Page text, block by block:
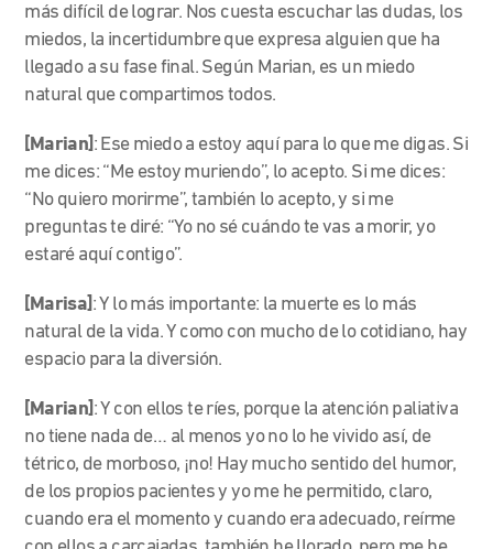
más difícil de lograr. Nos cuesta escuchar las dudas, los
miedos, la incertidumbre que expresa alguien que ha
llegado a su fase final. Según Marian, es un miedo
natural que compartimos todos.
[Marian] : Ese miedo a estoy aquí para lo que me digas. Si
me dices: “Me estoy muriendo”, lo acepto. Si me dices:
“No quiero morirme”, también lo acepto, y si me
preguntas te diré: “Yo no sé cuándo te vas a morir, yo
estaré aquí contigo”.
[Marisa] : Y lo más importante: la muerte es lo más
natural de la vida. Y como con mucho de lo cotidiano, hay
espacio para la diversión.
[Marian] : Y con ellos te ríes, porque la atención paliativa
no tiene nada de… al menos yo no lo he vivido así, de
tétrico, de morboso, ¡no! Hay mucho sentido del humor,
de los propios pacientes y yo me he permitido, claro,
cuando era el momento y cuando era adecuado, reírme